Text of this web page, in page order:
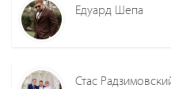
Едуард Шепа
Стас